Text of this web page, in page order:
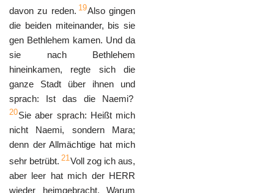
davon zu reden. 19Also gingen
die beiden miteinander, bis sie
gen Bethlehem kamen. Und da
sie nach Bethlehem
hineinkamen, regte sich die
ganze Stadt über ihnen und
sprach: Ist das die Naemi?
20Sie aber sprach: Heißt mich
nicht Naemi, sondern Mara;
denn der Allmächtige hat mich
sehr betrübt. 21Voll zog ich aus,
aber leer hat mich der HERR
wieder heimgebracht. Warum